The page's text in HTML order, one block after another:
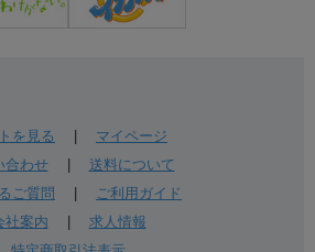
を見る
マイページ
合わせ| 送料について
ご質問
ご利用ガイド
社案内
求人情報